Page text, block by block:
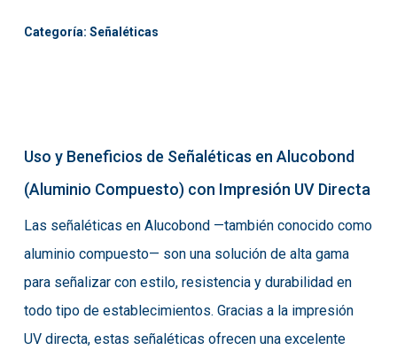
Categoría: Señaléticas
Uso y Beneficios de Señaléticas en Alucobond
(Aluminio Compuesto) con Impresión UV Directa
Las señaléticas en Alucobond —también conocido como
aluminio compuesto— son una solución de alta gama
para señalizar con estilo, resistencia y durabilidad en
todo tipo de establecimientos. Gracias a la impresión
UV directa, estas señaléticas ofrecen una excelente